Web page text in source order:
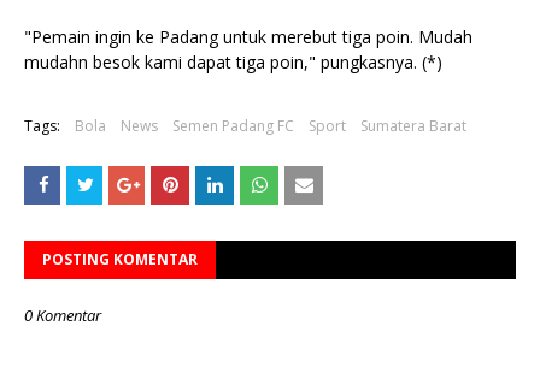
"Pemain ingin ke Padang untuk merebut tiga poin. Mudah
mudahn besok kami dapat tiga poin," pungkasnya. (*)
Tags: Bola News Semen Padang FC Sport Sumatera Barat
POSTING KOMENTAR
0 Komentar